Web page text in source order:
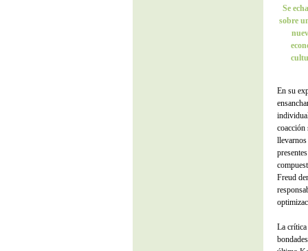
Se
sobre
En su
llevarnos
Freud
La